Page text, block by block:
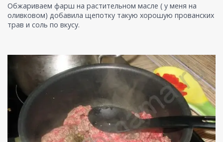
Обжариваем фарш на растительном масле ( у меня на
оливковом) добавила щепотку такую хорошую прованских
трав и соль по вкусу.